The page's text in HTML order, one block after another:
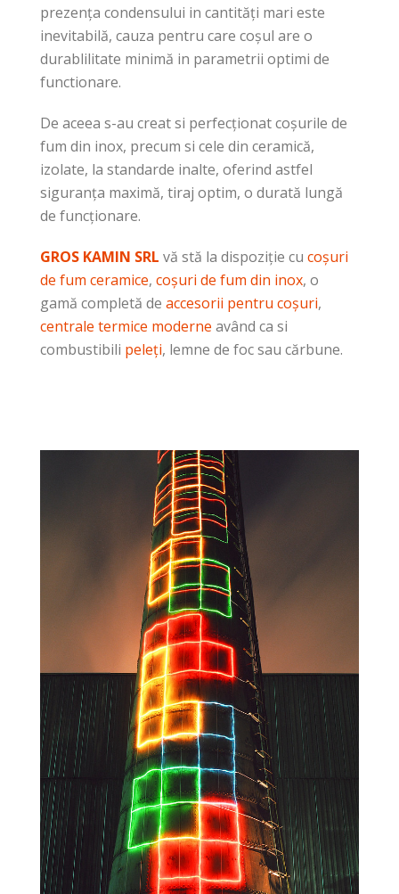
prezența condensului in cantități mari este
inevitabilă, cauza pentru care coșul are o
durablilitate minimă in parametrii optimi de
functionare.
De aceea s-au creat si perfecționat coșurile de
fum din inox, precum si cele din ceramică,
izolate, la standarde inalte, oferind astfel
siguranța maximă, tiraj optim, o durată lungă
de funcționare.
GROS KAMIN SRL vă stă la dispoziție cu coșuri
de fum ceramice, coșuri de fum din inox, o
gamă completă de accesorii pentru coșuri,
centrale termice moderne având ca si
combustibili peleți, lemne de foc sau cărbune.